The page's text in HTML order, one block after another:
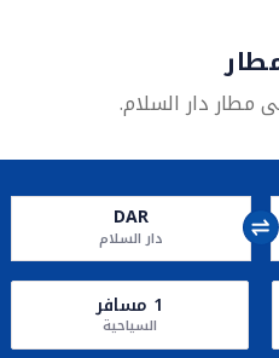
مطار دار السلام.
DAR
دار السلام
1 مسافر
السياحية